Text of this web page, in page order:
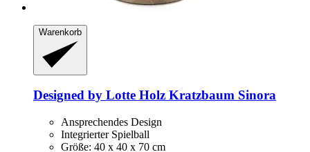
Warenkorb
Designed by Lotte Holz Kratzbaum Sinora
Ansprechendes Design
Integrierter Spielball
Größe: 40 x 40 x 70 cm